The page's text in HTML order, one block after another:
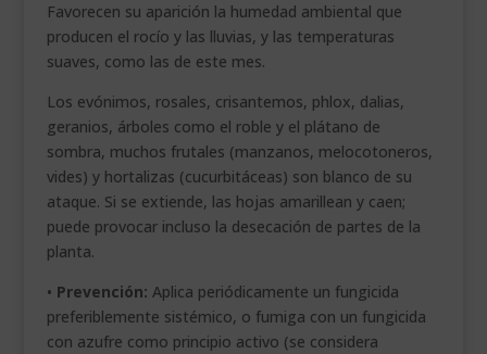
Favorecen su aparición la humedad ambiental que
producen el rocío y las lluvias, y las temperaturas
suaves, como las de este mes.
Los evónimos, rosales, crisantemos, phlox, dalias,
geranios, árboles como el roble y el plátano de
sombra, muchos frutales (manzanos, melocotoneros,
vides) y hortalizas (cucurbitáceas) son blanco de su
ataque. Si se extiende, las hojas amarillean y caen;
puede provocar incluso la desecación de partes de la
planta.
• Prevención: Aplica periódicamente un fungicida
preferiblemente sistémico, o fumiga con un fungicida
con azufre como principio activo (se considera